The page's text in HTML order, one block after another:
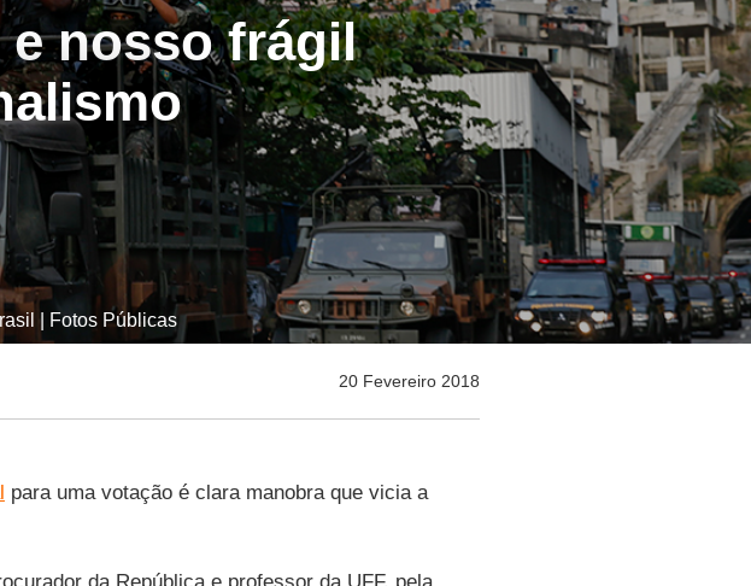
nosso frágil
| Fotos Públicas
20 Fevereiro 2018
para uma votação é clara manobra que vicia a